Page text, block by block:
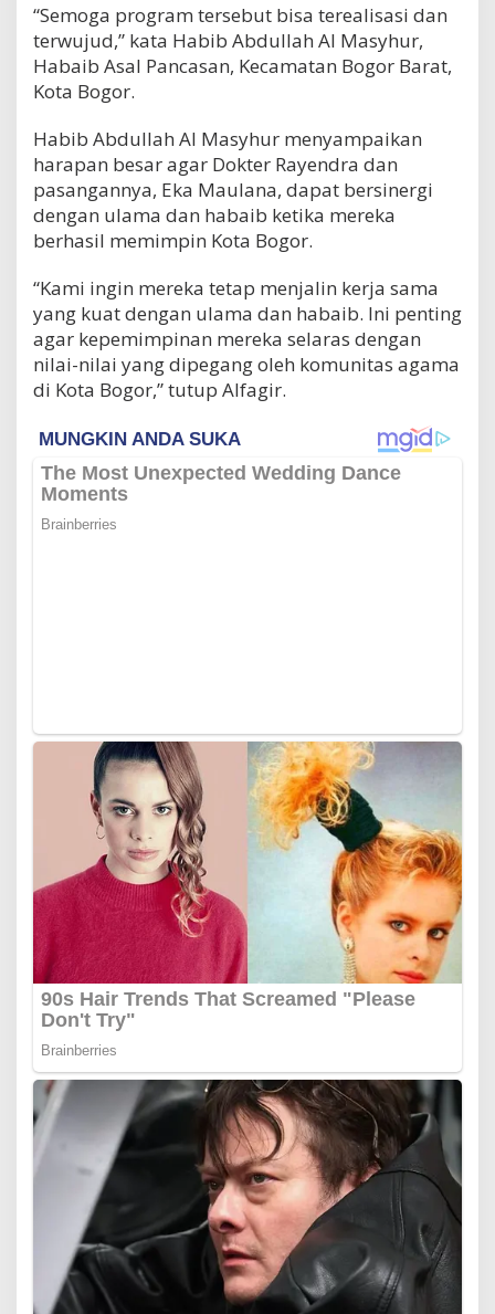
“Semoga program tersebut bisa terealisasi dan
terwujud,” kata Habib Abdullah Al Masyhur,
Habaib Asal Pancasan, Kecamatan Bogor Barat,
Kota Bogor.
Habib Abdullah Al Masyhur menyampaikan
harapan besar agar Dokter Rayendra dan
pasangannya, Eka Maulana, dapat bersinergi
dengan ulama dan habaib ketika mereka
berhasil memimpin Kota Bogor.
“Kami ingin mereka tetap menjalin kerja sama
yang kuat dengan ulama dan habaib. Ini penting
agar kepemimpinan mereka selaras dengan
nilai-nilai yang dipegang oleh komunitas agama
di Kota Bogor,” tutup Alfagir.